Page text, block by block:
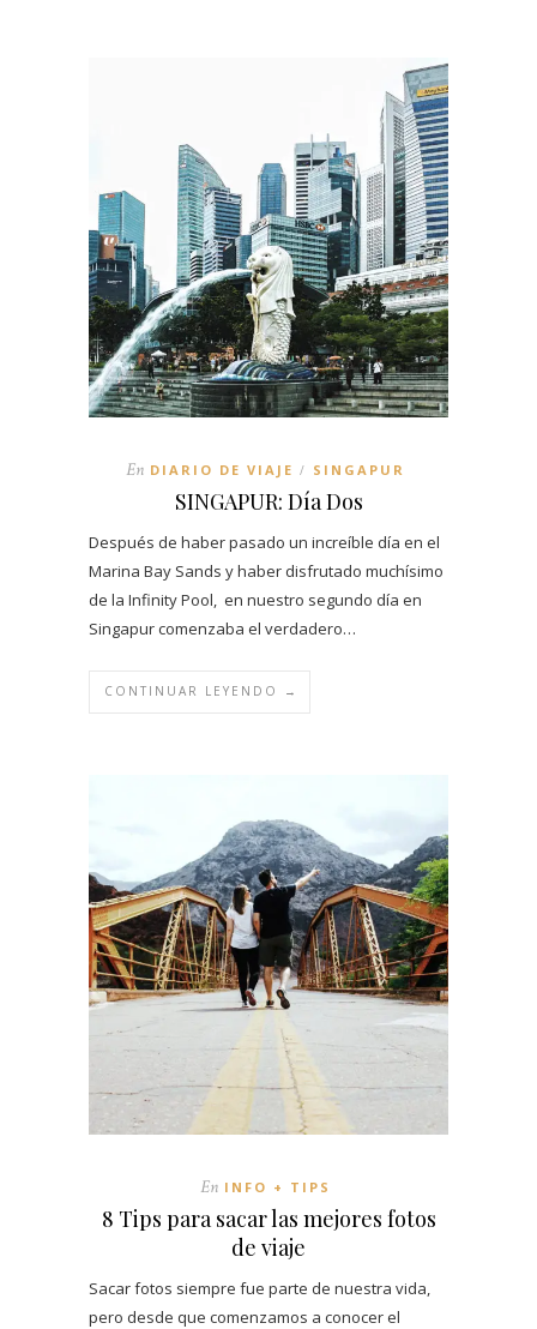
En DIARIO DE VIAJE / SINGAPUR
SINGAPUR: Día Dos
Después de haber pasado un increíble día en el
Marina Bay Sands y haber disfrutado muchísimo
de la Infinity Pool, en nuestro segundo día en
Singapur comenzaba el verdadero…
CONTINUAR LEYENDO →
En INFO + TIPS
8 Tips para sacar las mejores fotos
de viaje
Sacar fotos siempre fue parte de nuestra vida,
pero desde que comenzamos a conocer el